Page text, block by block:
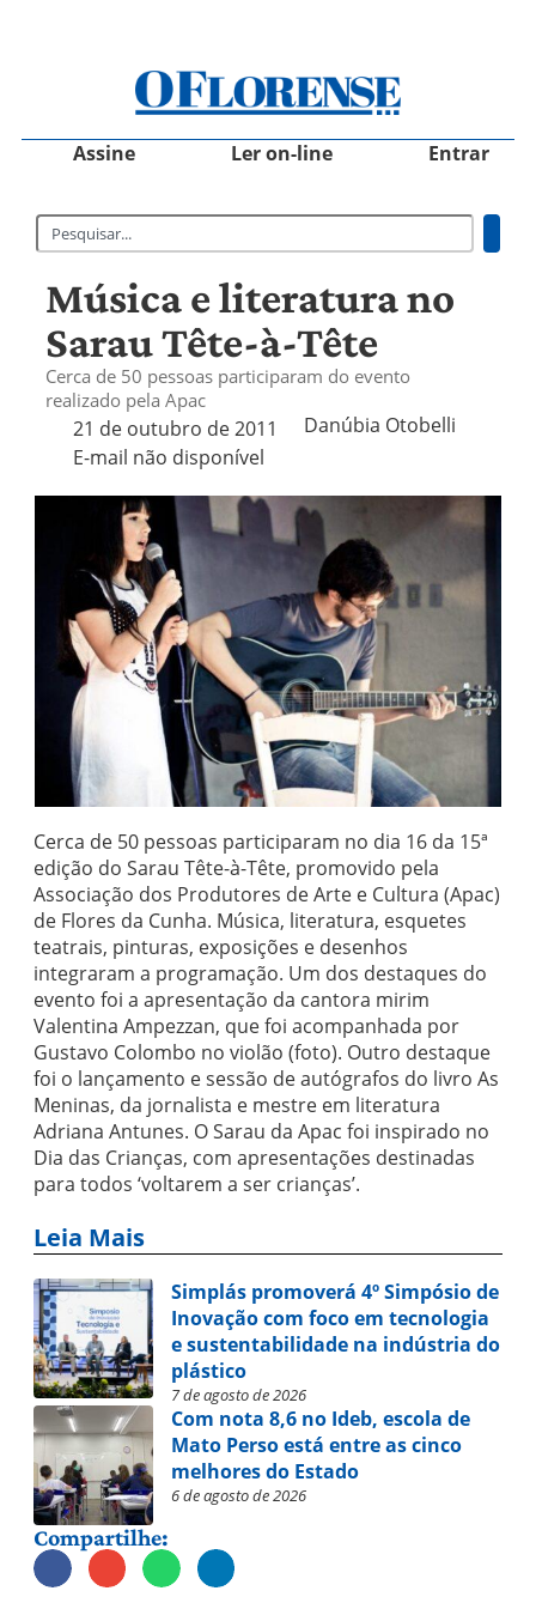
Assine Ler on-line Entrar
Música e literatura no
Sarau Tête-à-Tête
Cerca de 50 pessoas participaram do evento
realizado pela Apac
21 de outubro de 2011
Danúbia Otobelli 
E-mail não disponível
Cerca de 50 pessoas participaram no dia 16 da 15ª
edição do Sarau Tête-à-Tête, promovido pela
Associação dos Produtores de Arte e Cultura (Apac)
de Flores da Cunha. Música, literatura, esquetes
teatrais, pinturas, exposições e desenhos
integraram a programação. Um dos destaques do
evento foi a apresentação da cantora mirim
Valentina Ampezzan, que foi acompanhada por
Gustavo Colombo no violão (foto). Outro destaque
foi o lançamento e sessão de autógrafos do livro As
Meninas, da jornalista e mestre em literatura
Adriana Antunes. O Sarau da Apac foi inspirado no
Dia das Crianças, com apresentações destinadas
para todos ‘voltarem a ser crianças’.
Leia Mais
Simplás promoverá 4º Simpósio de
Inovação com foco em tecnologia
e sustentabilidade na indústria do
plástico
7 de agosto de 2026
Com nota 8,6 no Ideb, escola de
Mato Perso está entre as cinco
melhores do Estado
6 de agosto de 2026
Compartilhe: